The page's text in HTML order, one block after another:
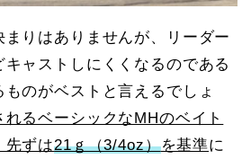
まりはありませんが、リーダー
ャストしにくくなるのである
のがベストと言えるでしょ
るベーシックなMHのベイト
先ずは21ｇ（3/4oz）を基準に